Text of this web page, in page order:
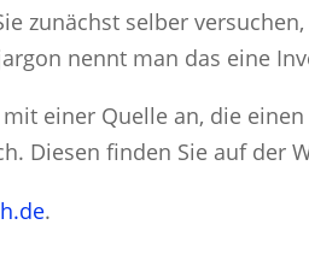
zunächst selber
nennt man das eine
mit einer Quelle an, die
Diesen finden Sie auf der
.